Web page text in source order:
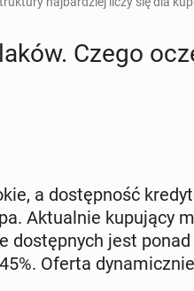
Czego
a do­stęp­ność
Ak­tu­al­nie ku­pu­ją­cy
do­stęp­nych jest
Oferta